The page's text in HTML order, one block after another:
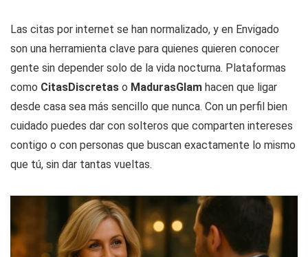
Las citas por internet se han normalizado, y en Envigado
son una herramienta clave para quienes quieren conocer
gente sin depender solo de la vida nocturna. Plataformas
como CitasDiscretas o MadurasGlam hacen que ligar
desde casa sea más sencillo que nunca. Con un perfil bien
cuidado puedes dar con solteros que comparten intereses
contigo o con personas que buscan exactamente lo mismo
que tú, sin dar tantas vueltas.